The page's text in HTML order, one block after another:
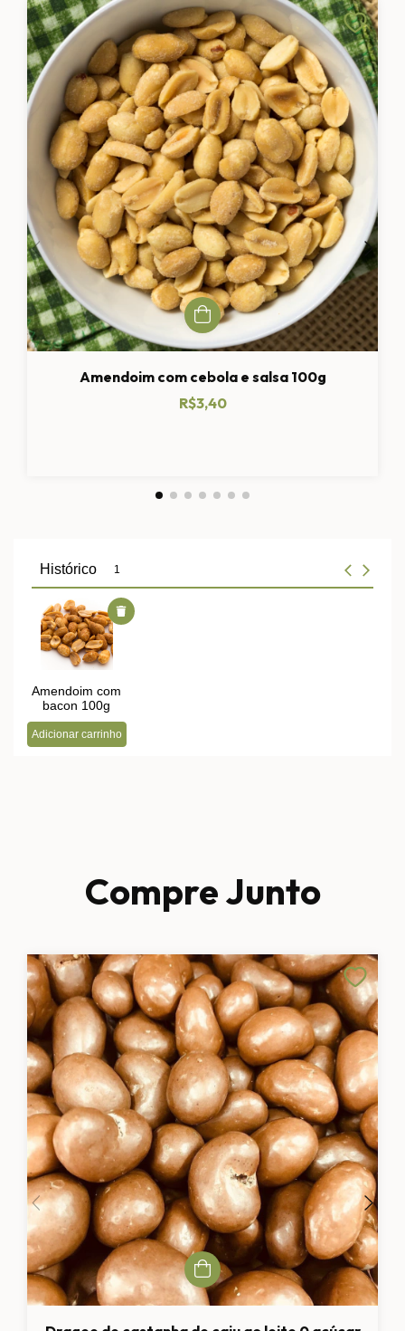
Amendoim com cebola e salsa 100g
R$3,40
Compre Junto